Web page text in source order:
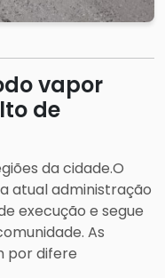
vapor
de
da cidade.O
atual administração
execução e segue
As
por difere